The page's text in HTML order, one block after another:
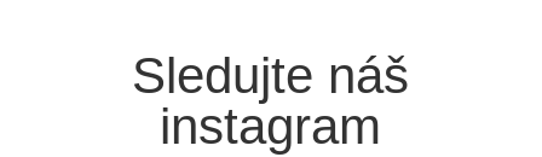
Sledujte náš
instagram